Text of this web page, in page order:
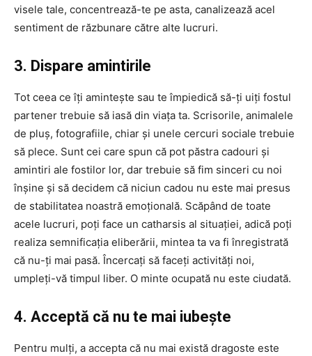
visele tale, concentrează-te pe asta, canalizează acel
sentiment de răzbunare către alte lucruri.
3. Dispare amintirile
Tot ceea ce îți amintește sau te împiedică să-ți uiți fostul
partener trebuie să iasă din viața ta. Scrisorile, animalele
de pluș, fotografiile, chiar și unele cercuri sociale trebuie
să plece. Sunt cei care spun că pot păstra cadouri și
amintiri ale fostilor lor, dar trebuie să fim sinceri cu noi
înșine și să decidem că niciun cadou nu este mai presus
de stabilitatea noastră emoțională. Scăpând de toate
acele lucruri, poți face un catharsis al situației, adică poți
realiza semnificația eliberării, mintea ta va fi înregistrată
că nu-ți mai pasă. Încercați să faceți activități noi,
umpleți-vă timpul liber. O minte ocupată nu este ciudată.
4. Acceptă că nu te mai iubește
Pentru mulți, a accepta că nu mai există dragoste este